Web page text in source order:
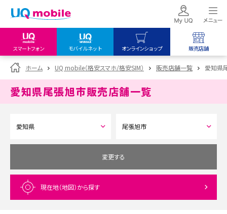
スマートフォン モバイルネット オンラインショップ 販売店舗
my UQ WiMAX
UQ WiMAX ご契約の方
My UQ mobile
データチャージサイト
UQ mobile
オンラインショップ
UQ WiMAX
UQ mobile
販売店舗
UQ WiMAX
ホーム UQ mobile（格安スマホ/格安SIM） 販売店舗一覧 愛知県
愛知県尾張旭市販売店舗一覧
変更する
現在地（地図）から探す